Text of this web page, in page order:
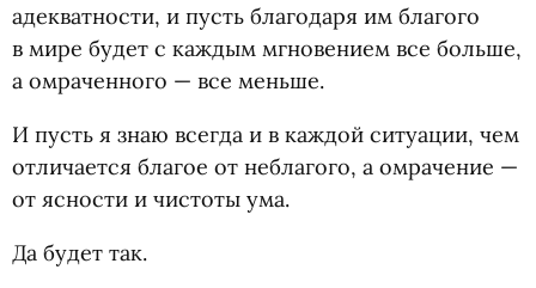
адекватности, и пусть благодаря им благого
в мире будет с каждым мгновением все больше,
а омраченного — все меньше.
И пусть я знаю всегда и в каждой ситуации, чем
отличается благое от неблагого, а омрачение —
от ясности и чистоты ума.
Да будет так.